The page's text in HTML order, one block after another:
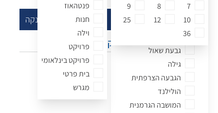
גבעת זאב
גבעת מרדכי
גבעת שאול
גילה
הגבעה הצרפתית
הולילנד
המושבה הגרמנית
פנטהאוז
חנות
וילה
פרויקט
פרויקט בינלאומי
בית פרטי
מגרש
7
8
9
10
12
25
36
סינון נכסים נקה
מקום
ירושלים
אבו תור